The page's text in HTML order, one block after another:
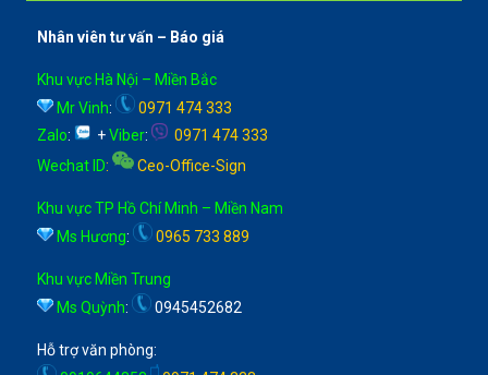
Nhân viên tư vấn – Báo giá
Khu vực Hà Nội – Miền Bắc
Mr Vinh:
0971 474 333
Zalo: +Viber:
0971 474 333
Wechat ID: Ceo-Office-Sign
Khu vực TP Hồ Chí Minh – Miền Nam
Ms Hương: 0965 733 889
Khu vực Miền Trung
Ms Quỳnh: 0945452682
Hỗ trợ văn phòng: